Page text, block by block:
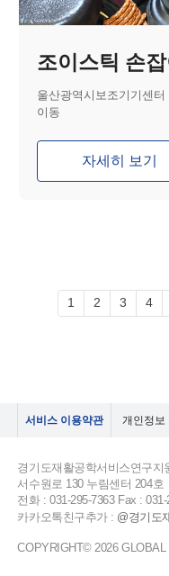
조이스틱 손잡
울산광역시보조기기센터
이동
자세히 보기
1 2 3 4
서비스 이용약관 개인정보
경기도재활공학서비스연구
서수원로 130 누림센터 204호
전화 : 031-295-7363 Fax : 031-
카카오톡친구추가 : @경기도
COPYRIGHT© 2026 GLOBAL